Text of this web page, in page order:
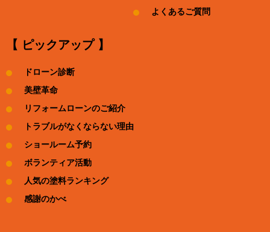
よくあるご質問
【 ピックアップ 】
ドローン診断
美壁革命
リフォームローンのご紹介
トラブルがなくならない理由
ショールーム予約
ボランティア活動
人気の塗料ランキング
感謝のかべ